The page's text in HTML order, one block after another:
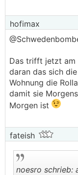
hofimax
Das trifft jetzt am
daran das sich
Wohnung die
damit sie
Morgen ist
fateish
noesro schrieb: